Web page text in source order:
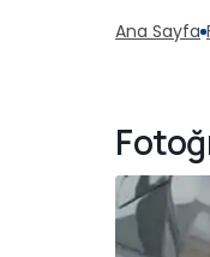
Ana Sayfa